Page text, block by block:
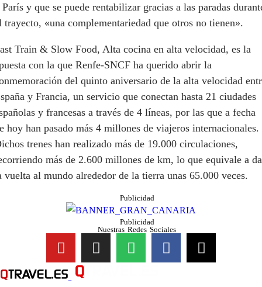
y que se puede rentabilizar gracias a las paradas
trayecto, «una complementariedad que otros no tienen».
Train & Slow Food, Alta cocina en alta velocidad, es la
con la que Renfe-SNCF ha querido abrir la
ración del quinto aniversario de la alta velocidad
y Francia, un servicio que conectan hasta 21 ciudades
y francesas a través de 4 líneas, por las que a fecha
hoy han pasado más 4 millones de viajeros internacionales.
trenes han realizado más de 19.000 circulaciones,
más de 2.600 millones de km, lo que equivale a
vuelta al mundo alrededor de la tierra unas 65.000 veces.
Publicidad
Publicidad
Nuestras Redes Sociales